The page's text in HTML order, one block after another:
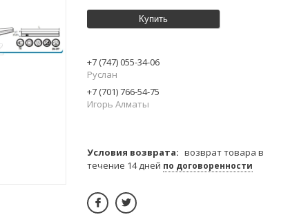
Купить
+7 (747) 055-34-06
Руслан
+7 (701) 766-54-75
Игорь Алматы
возврат товара в
течение 14 дней по договоренности